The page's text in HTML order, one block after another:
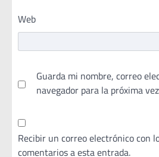
Web
Guarda mi nombre, correo
navegador para la próxima
Recibir un correo electrónico con
comentarios a esta entrada.